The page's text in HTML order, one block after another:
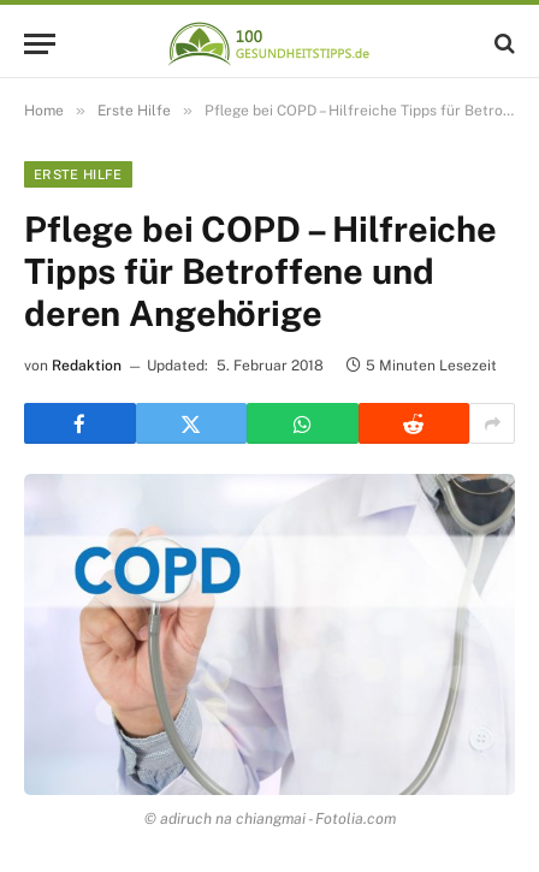
Home » Erste Hilfe » Pflege bei COPD – Hilfreiche Tipps für Betroffene und deren Angehörige
ERSTE HILFE
Pflege bei COPD – Hilfreiche
Tipps für Betroffene und
deren Angehörige
von Redaktion Updated: 5. Februar 2018 5 Minuten Lesezeit
© adiruch na chiangmai - Fotolia.com